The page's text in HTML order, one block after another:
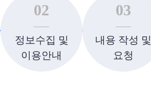
02
정보수집 및
이용안내
03
내용 작성 및
요청